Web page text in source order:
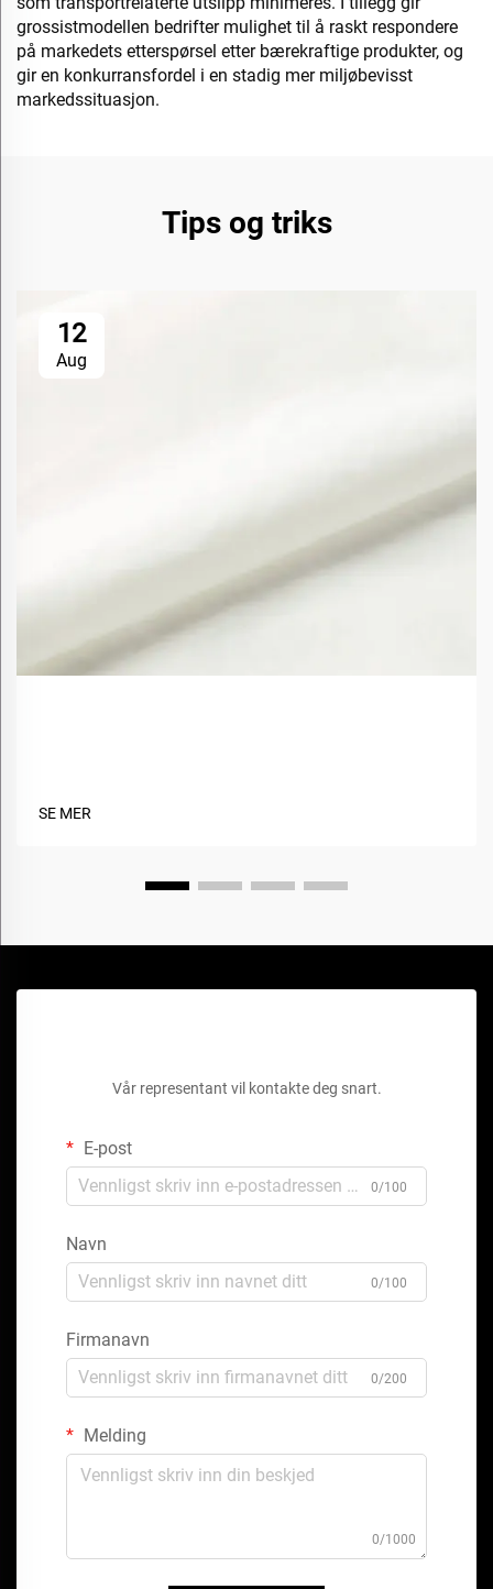
grossistmodellen bedrifter mulighet til å raskt respondere
på markedets etterspørsel etter bærekraftige produkter, og
gir en konkurransfordel i en stadig mer miljøbevisst
markedssituasjon.
Tips og triks
12
Aug
SE MER
Vår representant vil kontakte deg snart.
E-post
0/100
Navn
0/100
Firmanavn
0/200
Melding
0/1000